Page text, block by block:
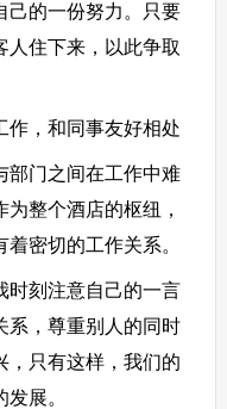
己的一份努力。只要
人住下来，以此争取
，和同事友好相处
门之间在工作中难
整个酒店的枢纽，
密切的工作关系。
刻注意自己的一言
系，尊重别人的同时
，只有这样，我们的
展。